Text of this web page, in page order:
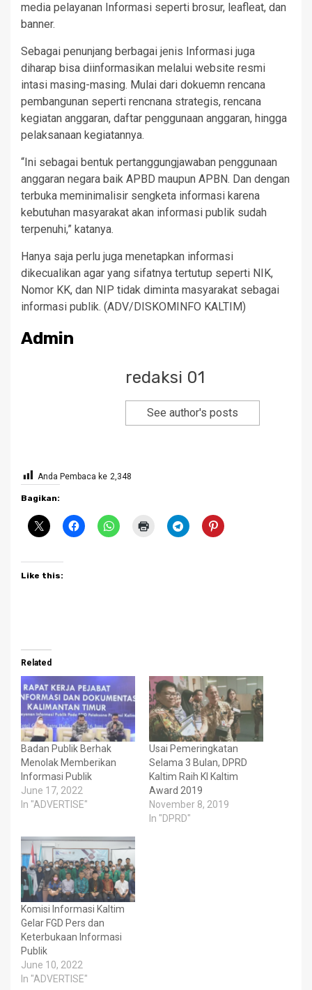
media pelayanan Informasi seperti brosur, leafleat, dan
banner.
Sebagai penunjang berbagai jenis Informasi juga
diharap bisa diinformasikan melalui website resmi
intasi masing-masing. Mulai dari dokuemn rencana
pembangunan seperti rencnana strategis, rencana
kegiatan anggaran, daftar penggunaan anggaran, hingga
pelaksanaan kegiatannya.
“Ini sebagai bentuk pertanggungjawaban penggunaan
anggaran negara baik APBD maupun APBN. Dan dengan
terbuka meminimalisir sengketa informasi karena
kebutuhan masyarakat akan informasi publik sudah
terpenuhi,” katanya.
Hanya saja perlu juga menetapkan informasi
dikecualikan agar yang sifatnya tertutup seperti NIK,
Nomor KK, dan NIP tidak diminta masyarakat sebagai
informasi publik. (ADV/DISKOMINFO KALTIM)
Admin
redaksi 01
See author's posts
Anda Pembaca ke 2,348
Bagikan:
Like this:
Related
Badan Publik Berhak
Menolak Memberikan
Informasi Publik
June 17, 2022
In "ADVERTISE"
Usai Pemeringkatan
Selama 3 Bulan, DPRD
Kaltim Raih KI Kaltim
Award 2019
November 8, 2019
In "DPRD"
Komisi Informasi Kaltim
Gelar FGD Pers dan
Keterbukaan Informasi
Publik
June 10, 2022
In "ADVERTISE"